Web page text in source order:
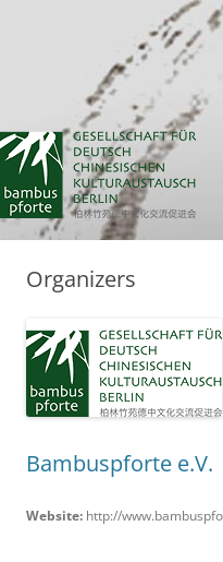
Organizers
Bambuspforte e.V.
Website: http://